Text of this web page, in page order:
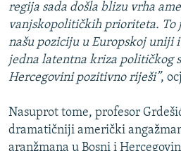
regija sada došla blizu vrha
vanjskopolitičkih prioriteta. To
našu poziciju u Europskoj uniji i
jedna latentna kriza političkog
Hercegovini pozitivno riješi”,
Nasuprot tome, profesor
dramatičniji američki
aranžmana u Bosni i